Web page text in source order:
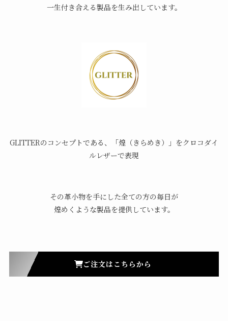
一生付き合える製品を生み出しています。
GLITTERのコンセプトである、「煌（きらめき）」をクロコダイ
ルレザーで表現
その革小物を手にした全ての方の毎日が
煌めくような製品を提供しています。
ご注文はこちらから